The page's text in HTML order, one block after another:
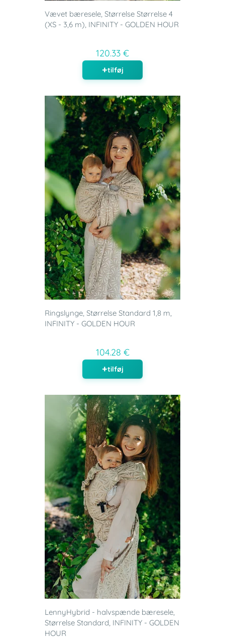
Vævet bæresele, Størrelse Størrelse 4
(XS - 3,6 m), INFINITY - GOLDEN HOUR
120.33 €
tilføj
Ringslynge, Størrelse Standard 1,8 m,
INFINITY - GOLDEN HOUR
104.28 €
tilføj
LennyHybrid - halvspænde bæresele,
Størrelse Standard, INFINITY - GOLDEN
HOUR